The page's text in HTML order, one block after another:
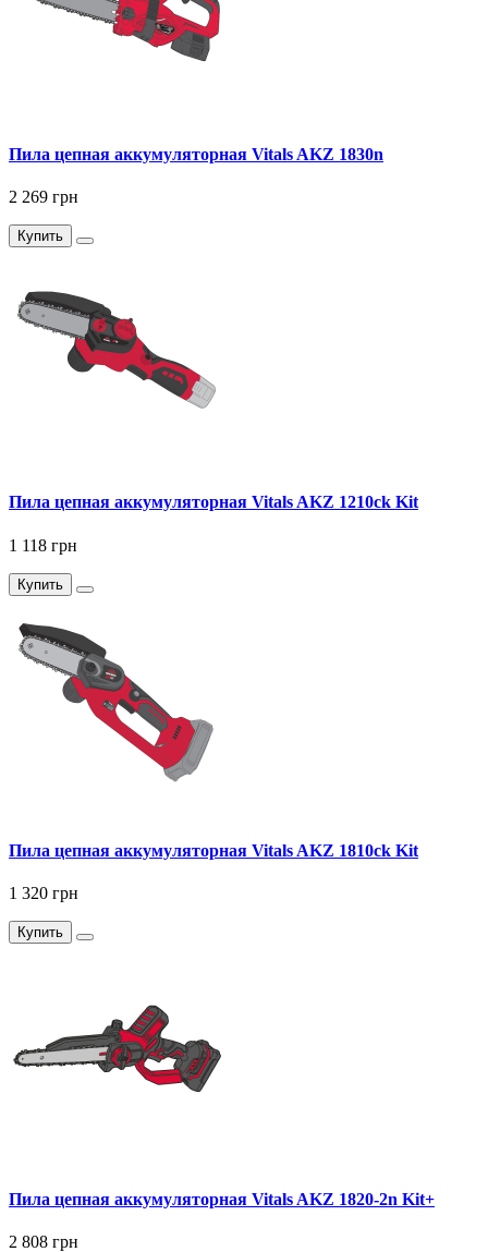
Пила цепная аккумуляторная Vitals AKZ 1830n
2 269 грн
Купить
Пила цепная аккумуляторная Vitals AKZ 1210ck Kit
1 118 грн
Купить
Пила цепная аккумуляторная Vitals AKZ 1810ck Kit
1 320 грн
Купить
Пила цепная аккумуляторная Vitals AKZ 1820-2n Kit+
2 808 грн